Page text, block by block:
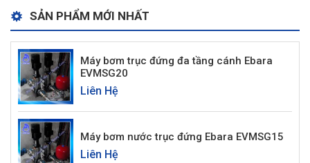
SẢN PHẨM MỚI NHẤT
Máy bơm trục đứng đa tầng cánh Ebara
EVMSG20
Liên Hệ
Máy bơm nước trục đứng Ebara EVMSG15
Liên Hệ